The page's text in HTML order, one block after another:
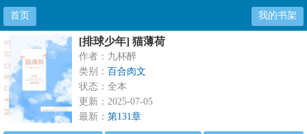
首页 我的书架
[排球少年] 猫薄荷
作者：九杯醉
类别： 百合肉文
状态：全本
更新：2025-07-05
最新： 第131章